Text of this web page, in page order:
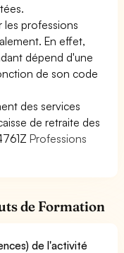
les professions
En effet,
dépend d'une
de son code
des services
de retraite des
Professions
de Formation
de l'activité